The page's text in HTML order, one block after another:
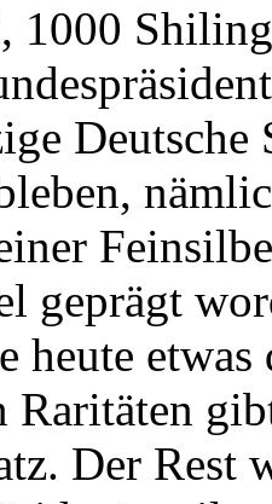
1000
Deutsche
geprägt
heute
Raritäten
Der Rest